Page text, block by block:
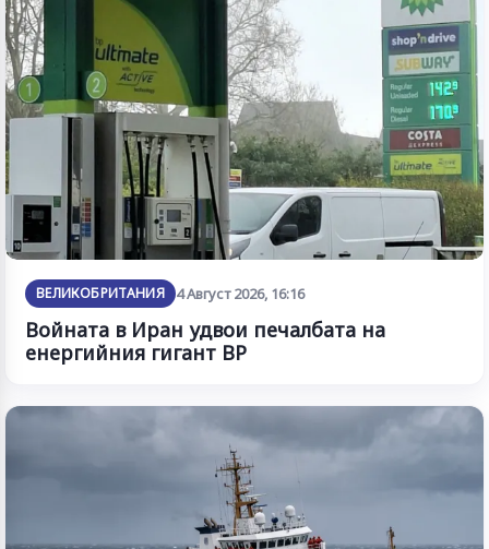
ВЕЛИКОБРИТАНИЯ 4 Август 2026, 16:16
Войната в Иран удвои печалбата на
енергийния гигант BP